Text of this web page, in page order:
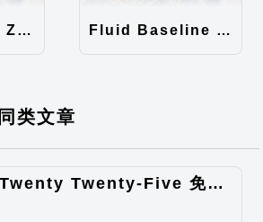
Undistracted Zen主题汉化包 Fluid Baseline Grid主题汉化包
同类文章
Twenty Twenty-Five 免费的WordPress内容主题